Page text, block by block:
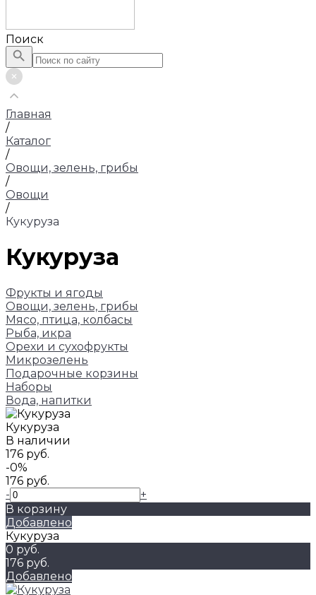
Поиск
Главная
/
Каталог
/
Овощи, зелень, грибы
/
Овощи
/
Кукуруза
Кукуруза
Фрукты и ягоды
Овощи, зелень, грибы
Мясо, птица, колбасы
Рыба, икра
Орехи и сухофрукты
Микрозелень
Подарочные корзины
Наборы
Вода, напитки
Кукуруза
В наличии
176 руб.
-0%
176 руб.
-
+
В корзину
Добавлено
Кукуруза
0 руб.
176 руб.
Добавлено